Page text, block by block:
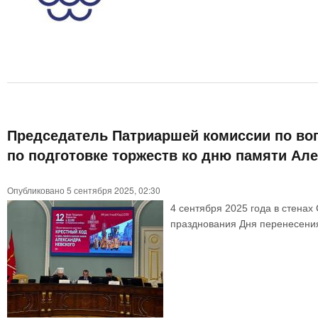
Председатель Патриаршей комиссии по
по подготовке торжеств ко дню памяти
Опубликовано 5 сентября 2025, 02:30
4 сентября 2025 года в
празднования Дня